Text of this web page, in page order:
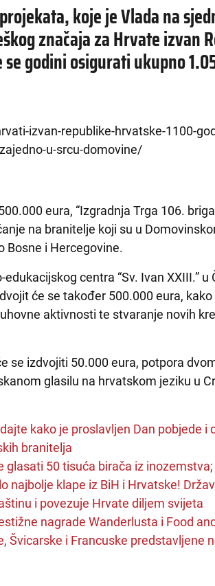
koje je Vlada na
značaja za Hrvate izvan
godini osigurati ukupno
izvan-republike-hrvatske-1100-
u-srcu-domovine/
eura, “Izgradnja Trga 106.
na branitelje koji su u
Bosne i Hercegovine.
centra “Sv. Ivan XXIII.” u
će se također 500.000 eura,
aktivnosti te stvaranje novih
se izdvojiti 50.000 eura, potpora
glasilu na hrvatskom jeziku u
kako je proslavljen Dan pobjede i
branitelja
glasati 50 tisuća birača iz
najbolje klape iz BiH i Hrvatske!
i povezuje Hrvate diljem svijeta
nagrade Wanderlusta i Food
Švicarske i Francuske predstavljene